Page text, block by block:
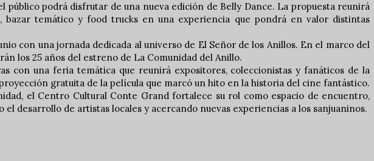
el público podrá disfrutar de una nueva edición de Belly Dance. La propuesta reunirá
bazar temático y food trucks en una experiencia que pondrá en valor distintas
con una jornada dedicada al universo de El Señor de los Anillos. En el marco del
los 25 años del estreno de La Comunidad del Anillo.
con una feria temática que reunirá expositores, coleccionistas y fanáticos de la
proyección gratuita de la película que marcó un hito en la historia del cine fantástico.
el Centro Cultural Conte Grand fortalece su rol como espacio de encuentro,
desarrollo de artistas locales y acercando nuevas experiencias a los sanjuaninos.